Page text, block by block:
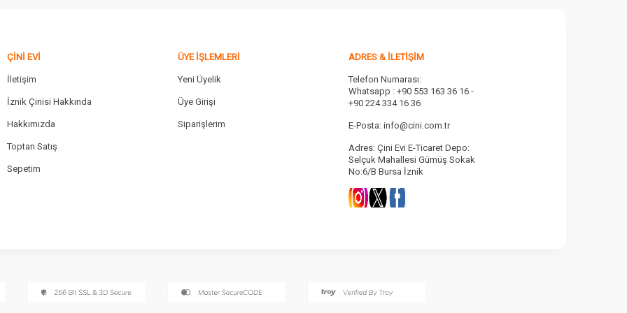
ÇINI EVI
İletişim
İznik Çinisi Hakkında
Hakkımızda
Toptan Satış
Sepetim
ÜYE İŞLEMLERI
Yeni Üyelik
Üye Girişi
Siparişlerim
ADRES & İLETIŞIM
Telefon Numarası:
Whatsapp : +90 553 163 36 16 -
+90 224 334 16 36
E-Posta: info@cini.com.tr
Adres: Çini Evi E-Ticaret Depo:
Selçuk Mahallesi Gümüş Sokak
No:6/B Bursa İznik